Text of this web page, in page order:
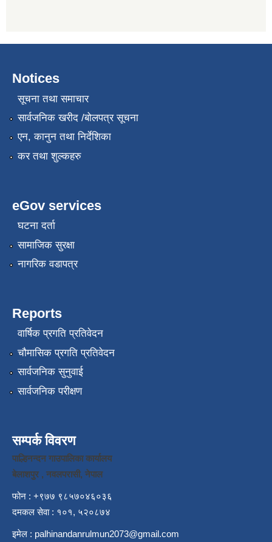
Notices
सूचना तथा समाचार
सार्वजनिक खरीद /बोलपत्र सूचना
एन, कानुन तथा निर्देशिका
कर तथा शुल्कहरु
eGov services
घटना दर्ता
सामाजिक सुरक्षा
नागरिक वडापत्र
Reports
वार्षिक प्रगति प्रतिवेदन
चौमासिक प्रगति प्रतिवेदन
सार्वजनिक सुनुवाई
सार्वजनिक परीक्षण
सम्पर्क विवरण
पाल्हिनन्दन गाउपालिका कार्यालय
बेलाशपुर , नवलपरासी, नेपाल
फोन : +९७७ ९८५७०४६०३६
दमकल सेवा : १०१, ५२०८७४
इमेल : palhinandanrulmun2073@gmail.com